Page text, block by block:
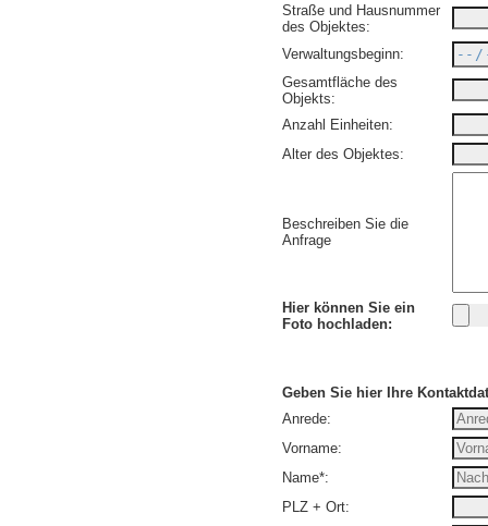
Straße und Hausnummer
des Objektes:
Verwaltungsbeginn:
Gesamtfläche des
Objekts:
Anzahl Einheiten:
Alter des Objektes:
Beschreiben Sie die
Anfrage
Hier können Sie ein
Foto hochladen:
Geben Sie hier Ihre
Anrede:
Vorname:
Name*:
PLZ + Ort: